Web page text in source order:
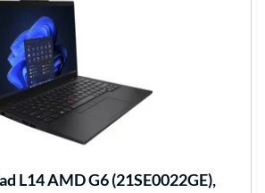
L14 AMD G6 (21SE0022GE),